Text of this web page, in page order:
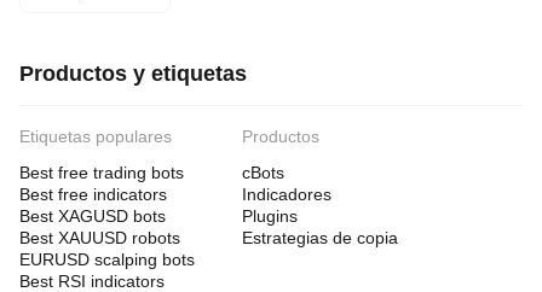
Productos y etiquetas
Etiquetas populares
Best free trading bots
Best free indicators
Best XAGUSD bots
Best XAUUSD robots
EURUSD scalping bots
Best RSI indicators
Productos
cBots
Indicadores
Plugins
Estrategias de copia